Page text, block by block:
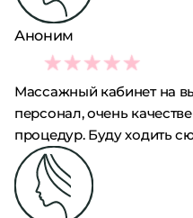
Аноним
5
Массажный кабинет на
персонал, очень
процедур. Буду ходить